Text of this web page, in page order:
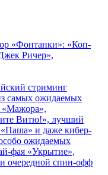
«Фонтанки»: «Коп-
Ричер»,
стриминг
самых ожидаемых
«Мажора»,
Витю!», лучший
и даже кибер-
ожидаемых
фая «Укрытие»,
очередной спин-офф